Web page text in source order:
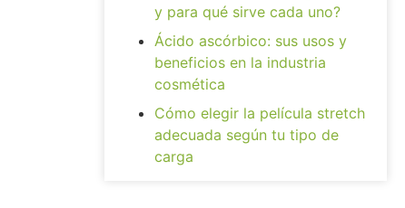
y para qué sirve cada uno?
Ácido ascórbico: sus usos y
beneficios en la industria
cosmética
Cómo elegir la película stretch
adecuada según tu tipo de
carga